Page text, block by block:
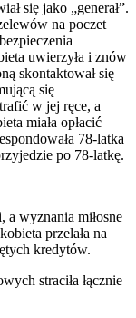
się jako „generał”.
na poczet
uwierzyła i znów
skontaktował się
się
w jej ręce, a
miała opłacić
78-latka
po 78-latkę.
a wyznania miłosne
przelała na
kredytów.
straciła łącznie